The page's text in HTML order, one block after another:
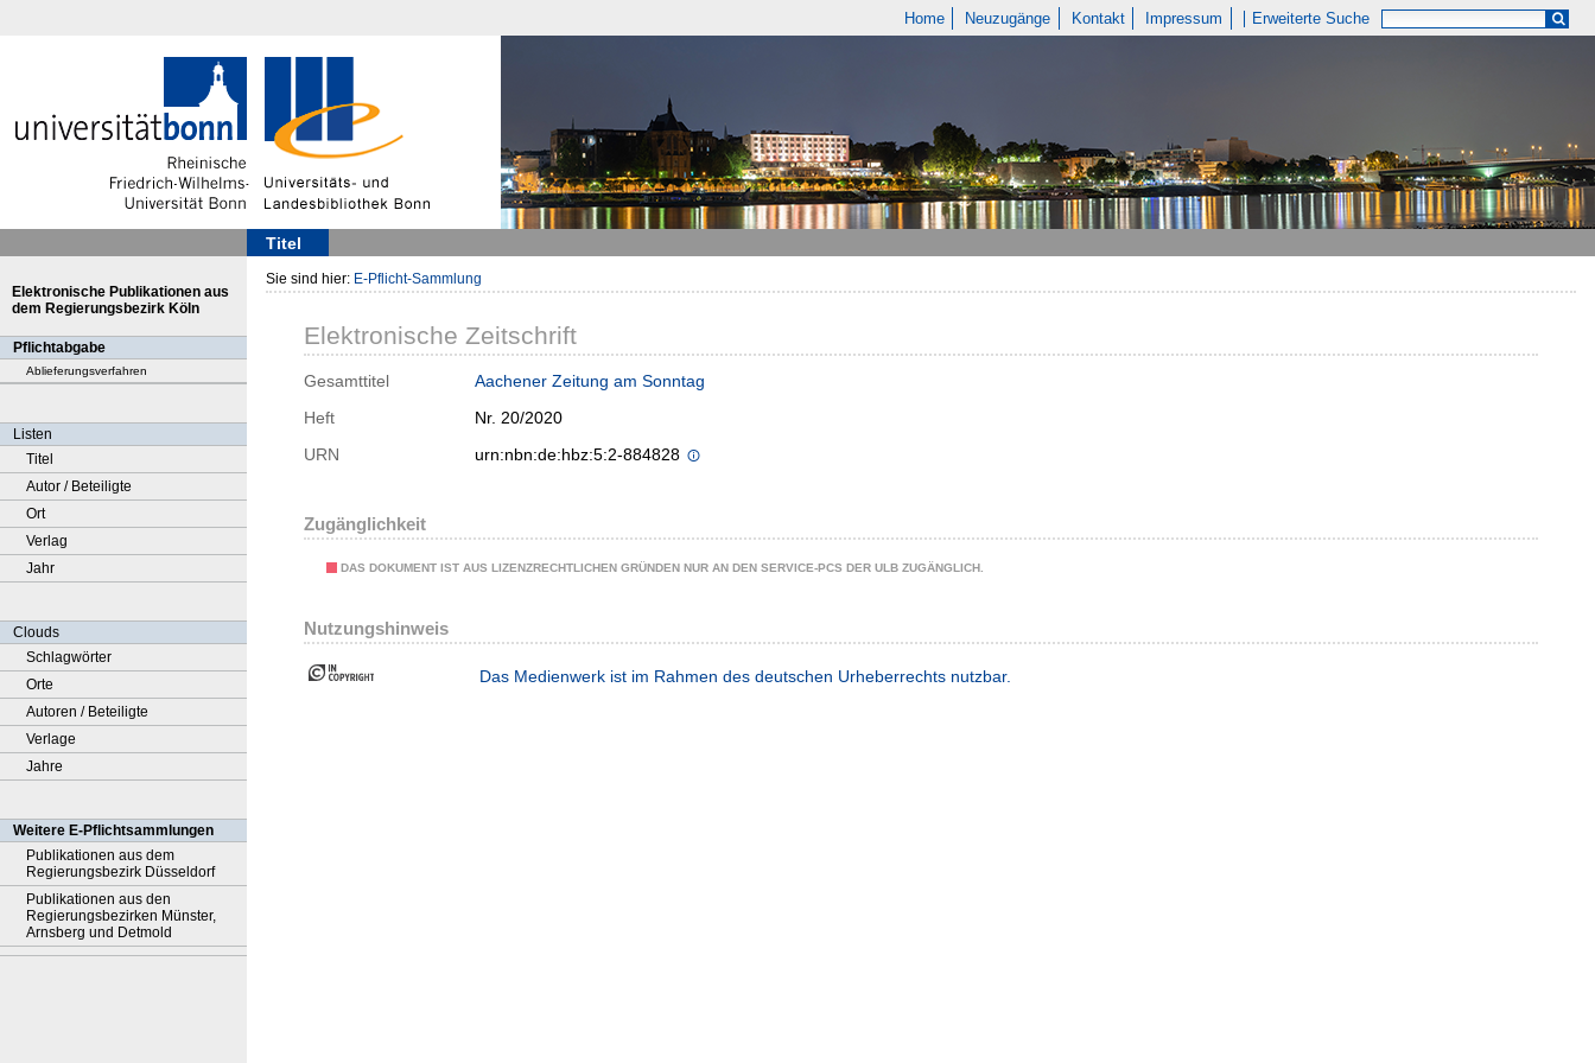
Home Neuzugänge Kontakt Impressum Erweiterte Suche
Titel
Elektronische Publikationen aus
dem Regierungsbezirk Köln
Pflichtabgabe
Ablieferungsverfahren
Listen
Titel
Autor / Beteiligte
Ort
Verlag
Jahr
Clouds
Schlagwörter
Orte
Autoren / Beteiligte
Verlage
Jahre
Weitere E-Pflichtsammlungen
Publikationen aus dem
Regierungsbezirk Düsseldorf
Publikationen aus den
Regierungsbezirken Münster,
Arnsberg und Detmold
Sie sind hier: E-Pflicht-Sammlung
Elektronische Zeitschrift
Gesamttitel
Aachener Zeitung am Sonntag
Heft
Nr. 20/2020
URN
urn:nbn:de:hbz:5:2-884828
Zugänglichkeit
DAS DOKUMENT IST AUS LIZENZRECHTLICHEN GRÜNDEN NUR AN DEN SERVICE-PCS DER ULB ZUGÄNGLICH.
Nutzungshinweis
Das Medienwerk ist im Rahmen des deutschen Urheberrechts nutzbar.